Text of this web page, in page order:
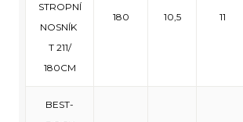
STROPNÍ
NOSNÍK
T 211/
180CM
180 10,5 11
BEST-